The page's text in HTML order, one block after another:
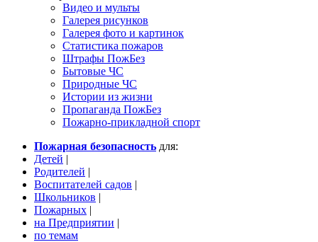
Видео и мульты
Галерея рисунков
Галерея фото и картинок
Статистика пожаров
Штрафы ПожБез
Бытовые ЧС
Природные ЧС
Истории из жизни
Пропаганда ПожБез
Пожарно-прикладной спорт
Пожарная безопасность для:
Детей |
Родителей |
Воспитателей садов |
Школьников |
Пожарных |
на Предприятии |
по темам